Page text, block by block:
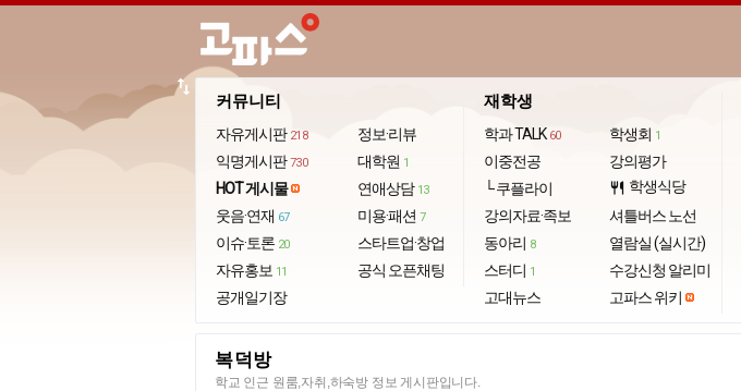
커뮤니티
자유게시판 218
익명게시판 730
HOT 게시물
웃음·연재 67
이슈·토론 20
자유홍보 11
공개일기장
정보·리뷰
대학원 1
연애상담 13
미용·패션 7
스타트업·창업
공식 오픈채팅
재학생
학과 TALK 60
이중전공
└ 쿠플라이
강의자료·족보
동아리 8
스터디 1
고대뉴스
학생회 1
강의평가
restaurant 학생식당
셔틀버스 노선
열람실 (실시간)
수강신청 알리미
고파스 위키
import_export
복덕방
학교 인근 원룸,자취,하숙방 정보 게시판입니다.